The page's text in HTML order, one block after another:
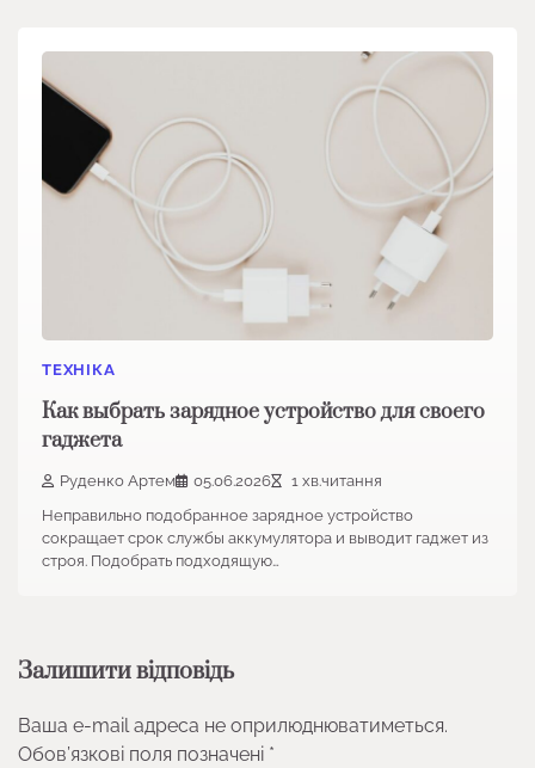
ТЕХНІКА
Как выбрать зарядное устройство для своего
гаджета
Руденко Артем 05.06.2026
1 хв.читання
Неправильно подобранное зарядное устройство
сокращает срок службы аккумулятора и выводит гаджет из
строя. Подобрать подходящую…
Залишити відповідь
Ваша e-mail адреса не оприлюднюватиметься.
Обов’язкові поля позначені *